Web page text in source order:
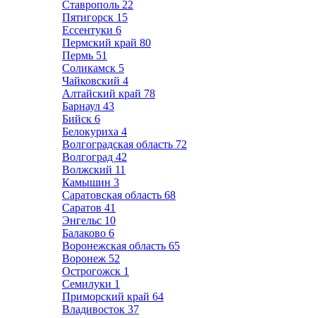
Ставрополь 22
Пятигорск 15
Ессентуки 6
Пермский край 80
Пермь 51
Соликамск 5
Чайковский 4
Алтайский край 78
Барнаул 43
Бийск 6
Белокуриха 4
Волгоградская область 72
Волгоград 42
Волжский 11
Камышин 3
Саратовская область 68
Саратов 41
Энгельс 10
Балаково 6
Воронежская область 65
Воронеж 52
Острогожск 1
Семилуки 1
Приморский край 64
Владивосток 37